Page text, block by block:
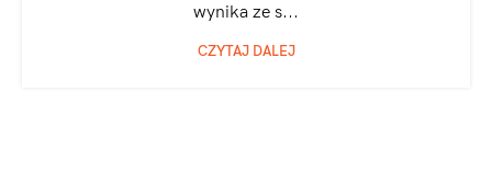
wynika ze s...
CZYTAJ DALEJ